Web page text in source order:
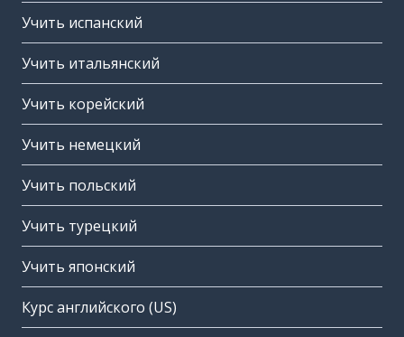
Учить испанский
Учить итальянский
Учить корейский
Учить немецкий
Учить польский
Учить турецкий
Учить японский
Курс английского (US)